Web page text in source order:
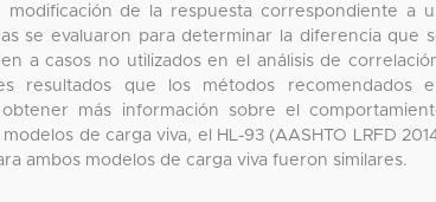
de la respuesta correspondiente a
se evaluaron para determinar la diferencia que
a casos no utilizados en el análisis de
resultados que los métodos recomendados
más información sobre el
de carga viva, el HL-93 (AASHTO LRFD
ambos modelos de carga viva fueron similares.